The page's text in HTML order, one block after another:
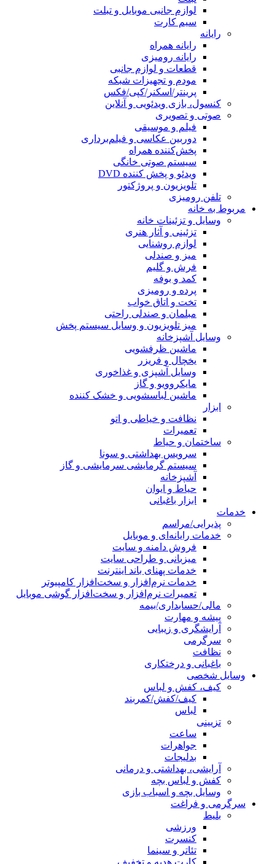
لوازم جانبی موبایل و تبلت
سیم کارت
رایانه
رایانه همراه
رایانه رومیزی
قطعات و لوازم جانبی
مودم و تجهیزات شبکه
پرینتر/اسکنر/کپی/فکس
کنسول، بازی‌ ویدئویی و آنلاین
صوتی و تصویری
فیلم و موسیقی
دوربین عکاسی و فیلم‌برداری
پخش‌کننده همراه
سیستم صوتی خانگی
ویدئو و پخش کننده DVD
تلویزیون و پروژکتور
تلفن رومیزی
مربوط به خانه
وسایل و تزئینات خانه
تزئینی و آثار هنری
لوازم روشنایی
میز و صندلی
فرش و گلیم
کمد و بوفه
پرده و رومیزی
تخت و اتاق خواب
مبلمان و صندلی راحتی
میز تلویزیون و وسایل سیستم پخش
وسایل آشپزخانه
ماشین ظرفشویی
یخچال و فریزر
وسایل آشپزی و غذاخوری
مایکروویو و گاز
ماشین لباسشویی و خشک کننده
ابزار
نظافت و خیاطی و اتو
تعمیرات
ساختمان و حیاط
سرویس بهداشتی و سونا
سیستم گرمایشی سرمایشی و گاز
آشپزخانه
حیاط و ایوان
ابزار باغبانی
خدمات
پذیرایی/مراسم
خدمات رایانه‌ای و موبایل
فروش دامنه و سایت
میزبانی و طراحی سایت
خدمات پهنای باند اینترنت
خدمات نرم‌افزار و سخت‌افزار کامپیوتر
تعمیرات نرم‌افزار و سخت‌افزار گوشی موبایل
مالی/حسابداری/بیمه
پیشه و مهارت
آرایشگری و زیبایی
سرگرمی
نظافت
باغبانی و درختکاری
وسایل شخصی
کیف، کفش و لباس
کیف/کفش/کمربند
لباس
تزیینی
ساعت
جواهرات
بدلیجات
آرایشی، بهداشتی و درمانی
کفش و لباس بچه
وسایل بچه و اسباب بازی
سرگرمی و فراغت
بلیط
ورزشی
کنسرت
تئاتر و سینما